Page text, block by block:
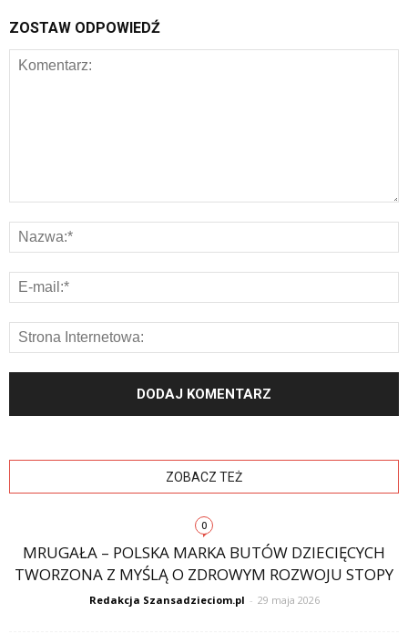
ZOSTAW ODPOWIEDŹ
ZOBACZ TEŻ
0
MRUGAŁA – POLSKA MARKA BUTÓW DZIECIĘCYCH
TWORZONA Z MYŚLĄ O ZDROWYM ROZWOJU STOPY
Redakcja Szansadzieciom.pl - 29 maja 2026